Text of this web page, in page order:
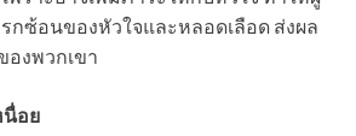
กซ้อนของหัวใจและหลอดเลือด ส่งผล
งพวกเขา
นื่อย